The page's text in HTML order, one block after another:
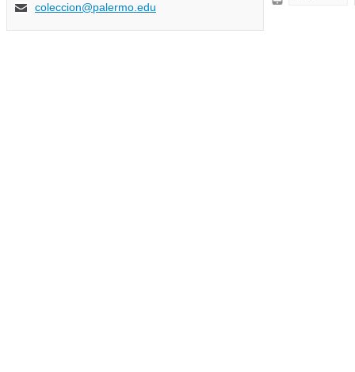
coleccion@palermo.edu